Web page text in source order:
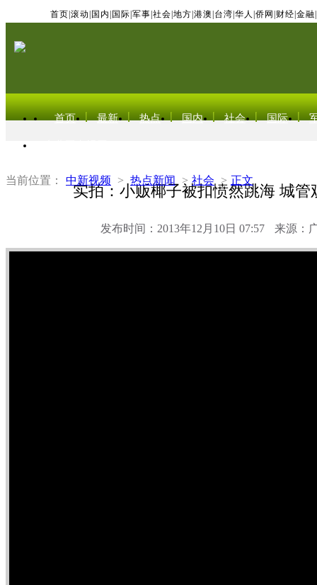
首页 滚动 国内 国际 军事 社会 地方 港澳 台湾 华人 侨网 财经 金融
首页 最新 热点 国内 社会 国际
当前位置： 中新视频 > 热点新闻 > 社会 > 正文
实拍：小贩椰子被扣愤然跳海 城管
发布时间：2013年12月10日 07:57 来源：